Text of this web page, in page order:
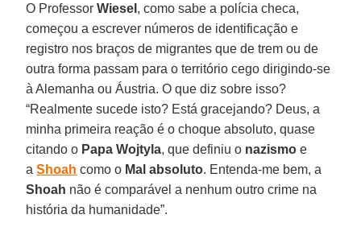
O ProfessorWiesel , como sabe a polícia checa,
começou a escrever números de identificação e
registro nos braços de migrantes que de trem ou de
outra forma passam para o território cego dirigindo-se
à Alemanha ou Áustria. O que diz sobre isso?
“Realmente sucede isto? Está gracejando? Deus, a
minha primeira reação é o choque absoluto, quase
citando o Papa Wojtyla, que definiu o nazismo e
aShoah como o Mal absoluto. Entenda-me bem, a
Shoah não é comparável a nenhum outro crime na
história da humanidade”.